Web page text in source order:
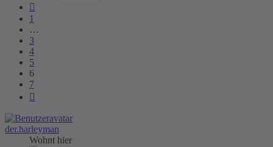
1
…
3
4
5
6
7
der.harleyman
Wohnt hier